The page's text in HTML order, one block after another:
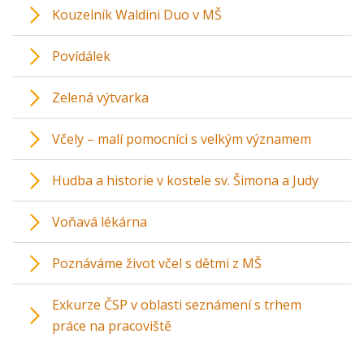
Kouzelník Waldini Duo v MŠ
Povídálek
Zelená výtvarka
Včely – malí pomocníci s velkým významem
Hudba a historie v kostele sv. Šimona a Judy
Voňavá lékárna
Poznáváme život včel s dětmi z MŠ
Exkurze ČSP v oblasti seznámení s trhem
práce na pracoviště